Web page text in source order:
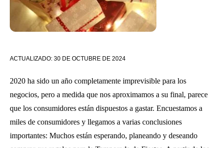
ACTUALIZADO: 30 DE OCTUBRE DE 2024
2020 ha sido un año completamente imprevisible para los
negocios, pero a medida que nos aproximamos a su final, parece
que los consumidores están dispuestos a gastar. Encuestamos a
miles de consumidores y llegamos a varias conclusiones
importantes: Muchos están esperando, planeando y deseando